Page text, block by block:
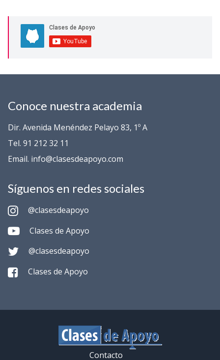
Conoce nuestra academia
Dir. Avenida Menéndez Pelayo 83, 1º A
Tel. 91 212 32 11
Email. info@clasesdeapoyo.com
Síguenos en redes sociales
@clasesdeapoyo
Clases de Apoyo
@clasesdeapoyo
Clases de Apoyo
Contacto